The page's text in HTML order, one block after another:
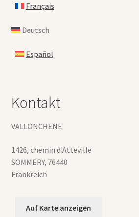
Français
Deutsch
Español
Kontakt
VALLONCHENE
1426, chemin d'Atteville
SOMMERY, 76440
Frankreich
Auf Karte anzeigen